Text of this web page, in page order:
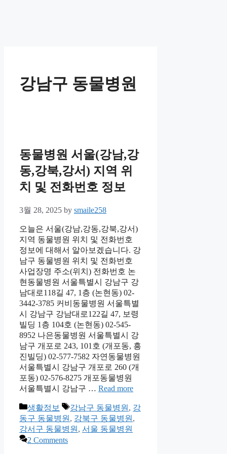
강남구 동물병원
동물병원 서울(강남,강
동,강북,강서) 지역 위
치 및 전화번호 정보
3월 28, 2025 by smaile258
오늘은 서울(강남,강동,강북,강서)
지역 동물병원 위치 및 전화번호
정보에 대해서 알아보겠습니다. 강
남구 동물병원 위치 및 전화번호
사업장명 주소(위치) 전화번호 논
현동물병원 서울특별시 강남구 강
남대로118길 47, 1층 (논현동) 02-
3442-3785 커비동물병원 서울특별
시 강남구 강남대로122길 47, 보령
빌딩 1층 104호 (논현동) 02-545-
8952 나은동물병원 서울특별시 강
남구 개포로 243, 101호 (개포동, 흥
진빌딩) 02-577-7582 자연동물병원
서울특별시 강남구 개포로 260 (개
포동) 02-576-8275 개포동물병원
서울특별시 강남구 … Read more
Categories
생활정보 Tags
강남구 동물병원 , 강
동구 동물병원 , 강북구 동물병원 ,
강서구 동물병원 , 서울 동물병원
2 Comments